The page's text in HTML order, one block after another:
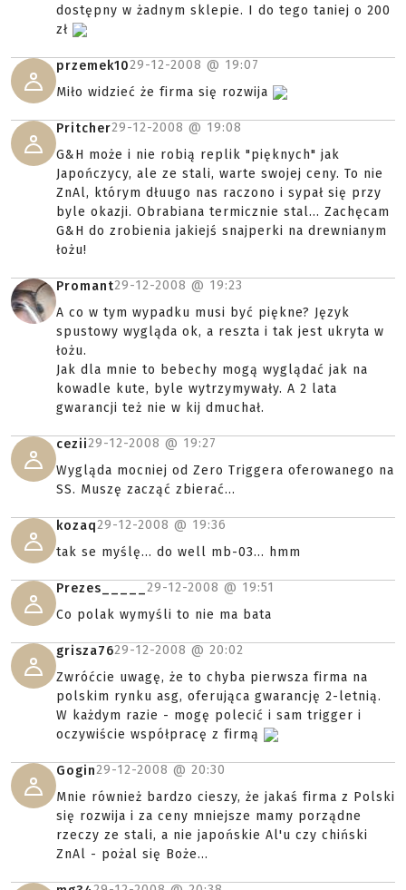
dostępny w żadnym sklepie. I do tego taniej o 200
zł
przemek1029-12-2008 @ 19:07
Miło widzieć że firma się rozwija
Pritcher29-12-2008 @ 19:08
G&H może i nie robią replik "pięknych" jak
Japończycy, ale ze stali, warte swojej ceny. To nie
ZnAl, którym dłuugo nas raczono i sypał się przy
byle okazji. Obrabiana termicznie stal... Zachęcam
G&H do zrobienia jakiejś snajperki na drewnianym
łożu!
Promant29-12-2008 @ 19:23
A co w tym wypadku musi być piękne? Język
spustowy wygląda ok, a reszta i tak jest ukryta w
łożu.
Jak dla mnie to bebechy mogą wyglądać jak na
kowadle kute, byle wytrzymywały. A 2 lata
gwarancji też nie w kij dmuchał.
cezii29-12-2008 @ 19:27
Wygląda mocniej od Zero Triggera oferowanego na
SS. Muszę zacząć zbierać...
kozaq29-12-2008 @ 19:36
tak se myślę... do well mb-03... hmm
Prezes_____ 29-12-2008 @ 19:51
Co polak wymyśli to nie ma bata
grisza7629-12-2008 @ 20:02
Zwróćcie uwagę, że to chyba pierwsza firma na
polskim rynku asg, oferująca gwarancję 2-letnią.
W każdym razie - mogę polecić i sam trigger i
oczywiście współpracę z firmą
Gogin29-12-2008 @ 20:30
Mnie również bardzo cieszy, że jakaś firma z Polski
się rozwija i za ceny mniejsze mamy porządne
rzeczy ze stali, a nie japońskie Al'u czy chiński
ZnAl - pożal się Boże...